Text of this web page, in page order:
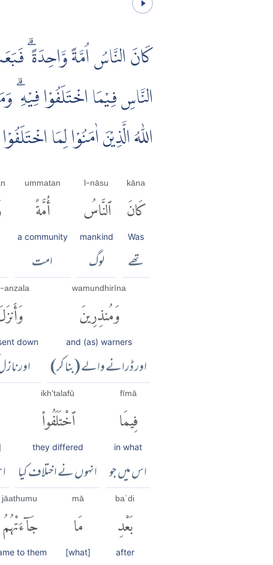
كَانَ النَّاسُ اُمَّةً وَّاحِدَةً
النَّاسِ فِيْمَا اخْتَلَفُوْا فِيْهِ
اللّٰهُ الَّذِيْنَ اٰمَنُوْا لِمَا
kāna
كَانَ
Was
تھے
l-nāsu
ٱلنَّاسُ
mankind
لوگ
ummatan
أُمَّةً
a community
امت
wamundhirīna
وَمُنذِرِينَ
and (as) warners
اور ڈرانے والے (بنا کر)
anzala
down
اور
fīmā
فِيمَا
in what
اس میں جو
ikh'talafū
ٱخْتَلَفُوا۟
they differed
انہوں نے اختلاف کیا
baʿdi
بَعْدِ
after
mā
مَا
[what]
jāathumu
جَآءَتْهُمُ
to them